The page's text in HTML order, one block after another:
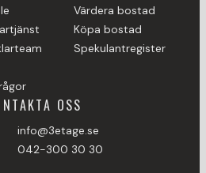
Värdera bostad
Köpa bostad
Spekulantregister
OSS
info@3etage.se
042-300 30 30